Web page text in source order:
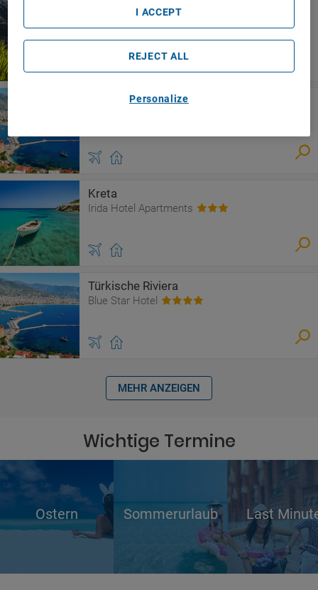
Resort
Kreta
Irida Hotel Apartments
Türkische Riviera
Blue Star Hotel
MEHR ANZEIGEN
Wichtige Termine
Ostern Sommerurlaub Last
Personalize
REJECT ALL
I ACCEPT